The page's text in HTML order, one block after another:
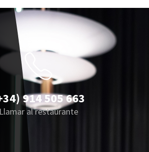
914 505 663
Llamar al restaurante